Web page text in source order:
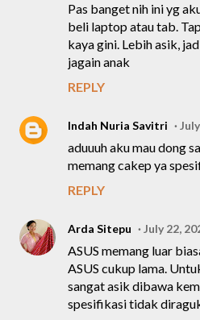
Pas banget nih ini yg
beli laptop atau tab.
kaya gini. Lebih asik,
jagain anak
REPLY
Indah Nuria Savitri
aduuuh aku mau dong
memang cakep ya
REPLY
Arda Sitepu July 22,
ASUS memang luar
ASUS cukup lama.
sangat asik dibawa
spesifikasi tidak